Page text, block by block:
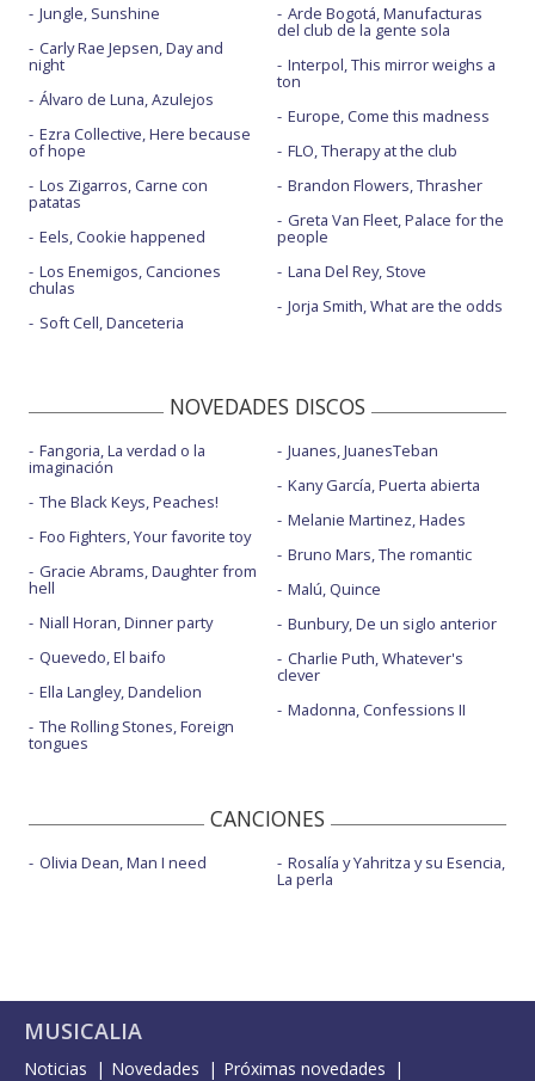
Jungle, Sunshine
Carly Rae Jepsen, Day and
night
Álvaro de Luna, Azulejos
Ezra Collective, Here because
of hope
Los Zigarros, Carne con
patatas
Eels, Cookie happened
Los Enemigos, Canciones
chulas
Soft Cell, Danceteria
Arde Bogotá, Manufacturas
del club de la gente sola
Interpol, This mirror weighs a
ton
Europe, Come this madness
FLO, Therapy at the club
Brandon Flowers, Thrasher
Greta Van Fleet, Palace for the
people
Lana Del Rey, Stove
Jorja Smith, What are the odds
NOVEDADES DISCOS
Fangoria, La verdad o la
imaginación
The Black Keys, Peaches!
Foo Fighters, Your favorite toy
Gracie Abrams, Daughter from
hell
Niall Horan, Dinner party
Quevedo, El baifo
Ella Langley, Dandelion
The Rolling Stones, Foreign
tongues
Juanes, JuanesTeban
Kany García, Puerta abierta
Melanie Martinez, Hades
Bruno Mars, The romantic
Malú, Quince
Bunbury, De un siglo anterior
Charlie Puth, Whatever's
clever
Madonna, Confessions II
CANCIONES
Olivia Dean, Man I need Rosalía y Yahritza y su Esencia,
La perla
MUSICALIA
Noticias Novedades
Próximas novedades